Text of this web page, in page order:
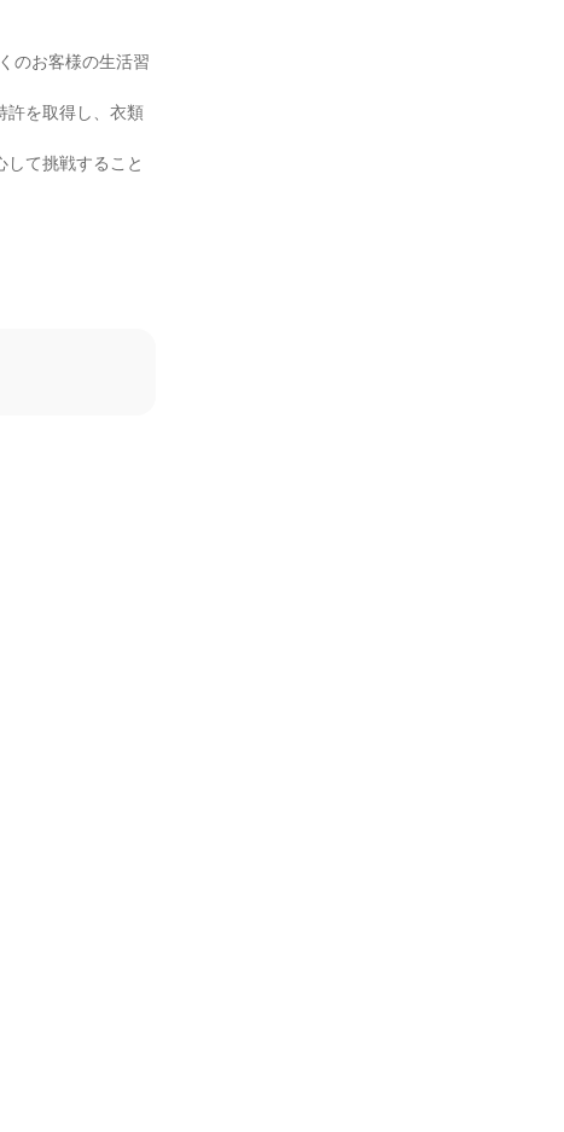
のお客様の生活習
許を取得し、衣類
て挑戦すること